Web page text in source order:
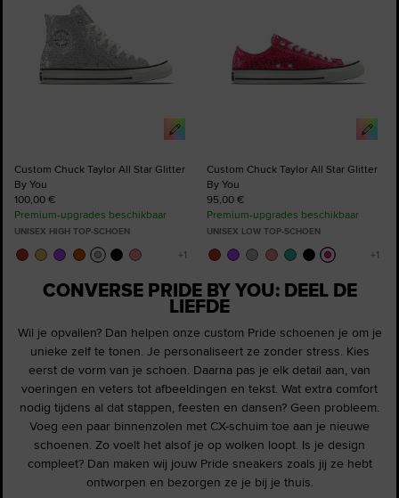
Custom Chuck Taylor All Star Glitter
By You
100,00 €
Premium-upgrades beschikbaar
UNISEX HIGH TOP-SCHOEN
Custom Chuck Taylor All Star Glitter
By You
95,00 €
Premium-upgrades beschikbaar
UNISEX LOW TOP-SCHOEN
CONVERSE PRIDE BY YOU: DEEL DE
LIEFDE
Wil je opvallen? Dan helpen onze custom Pride schoenen je om je
unieke zelf te tonen. Je personaliseert ze zonder stress. Kies
eerst de vorm van je schoen. Daarna pas je elk detail aan, van
voeringen en veters tot afbeeldingen en tekst. Wat extra comfort
nodig tijdens al dat stappen, feesten en dansen? Geen probleem.
Voeg een paar binnenzolen met CX-schuim toe aan je nieuwe
schoenen. Zo voelt het alsof je op wolken loopt. Is je design
compleet? Dan maken wij jouw Pride sneakers zoals jij ze hebt
ontworpen en bezorgen ze je bij je thuis.